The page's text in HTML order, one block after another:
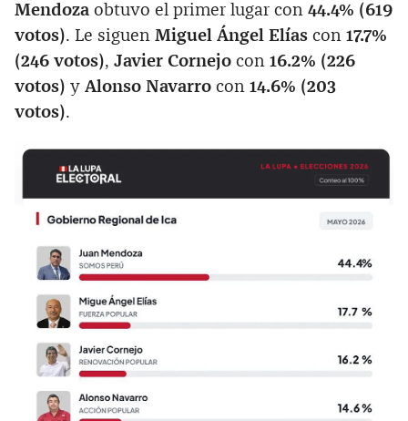
Mendoza obtuvo el primer lugar con 44.4% (619
votos). Le siguen Miguel Ángel Elías con 17.7%
(246 votos), Javier Cornejo con 16.2% (226
votos) y Alonso Navarro con 14.6% (203
votos).